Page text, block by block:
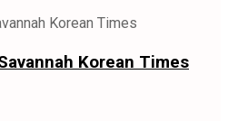
Korean Times